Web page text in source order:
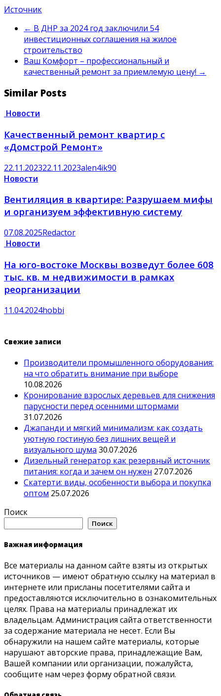
Источник
← В ДНР за 2024 год заключили 54
инвестиционных соглашения на жилое
строительство
Ваш Комфорт – профессиональный и
качественный ремонт за приемлемую цену! →
Similar Posts
Новости
Качественный ремонт квартир с
«Домстрой Ремонт»
22.11.202322.11.2023alen4ik90
Новости
Вентиляция в квартире: Разрушаем мифы
и организуем эффективную систему
07.08.2025Redactor
Новости
На юго-востоке Москвы возведут более 608
тыс. кв. м недвижимости в рамках
реорганизации
11.04.2024hobbi
Свежие записи
Производители промышленного оборудования:
на что обратить внимание при выборе
10.08.2026
Кронирование взрослых деревьев для снижения
парусности перед осенними штормами
31.07.2026
Джапанди и мягкий минимализм: как создать
уютную гостиную без лишних вещей и
визуального шума 30.07.2026
Дизельный генератор как резервный источник
питания: когда и зачем он нужен 27.07.2026
Скатерти: виды, особенности выбора и покупка
оптом 25.07.2026
Поиск
Поиск
Важная информация
Все материалы на данном сайте взяты из открытых
источников — имеют обратную ссылку на материал в
интернете или присланы посетителями сайта и
предоставляются исключительно в ознакомительных
целях. Права на материалы принадлежат их
владельцам. Администрация сайта ответственности
за содержание материала не несет. Если Вы
обнаружили на нашем сайте материалы, которые
нарушают авторские права, принадлежащие Вам,
Вашей компании или организации, пожалуйста,
сообщите нам через форму обратной связи.